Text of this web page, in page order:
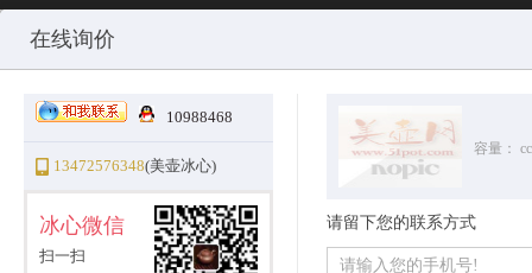
Copyright © 2010-2025 All Rights Reserved
在线询价
10988468
13472576348(美壶冰心)
冰心微信
扫一扫
容量： cc
请留下您的联系方式